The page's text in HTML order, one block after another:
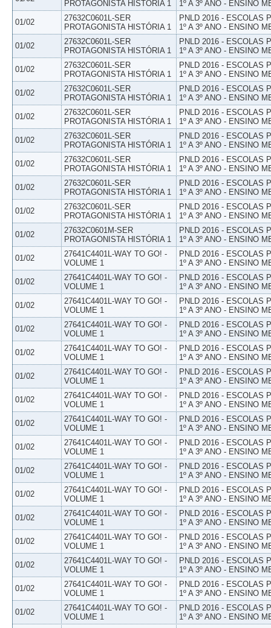
PROTAGONISTA HISTÓRIA 1
1º A 3º ANO - ENSINO
01/02
27632C0601L-SER
PROTAGONISTA HISTÓRIA 1
PNLD 2016 - ESCOLAS
1º A 3º ANO - ENSINO
01/02
27632C0601L-SER
PROTAGONISTA HISTÓRIA 1
PNLD 2016 - ESCOLAS
1º A 3º ANO - ENSINO
01/02
27632C0601L-SER
PROTAGONISTA HISTÓRIA 1
PNLD 2016 - ESCOLAS
1º A 3º ANO - ENSINO
01/02
27632C0601L-SER
PROTAGONISTA HISTÓRIA 1
PNLD 2016 - ESCOLAS
1º A 3º ANO - ENSINO
01/02
27632C0601L-SER
PROTAGONISTA HISTÓRIA 1
PNLD 2016 - ESCOLAS
1º A 3º ANO - ENSINO
01/02
27632C0601L-SER
PROTAGONISTA HISTÓRIA 1
PNLD 2016 - ESCOLAS
1º A 3º ANO - ENSINO
01/02
27632C0601L-SER
PROTAGONISTA HISTÓRIA 1
PNLD 2016 - ESCOLAS
1º A 3º ANO - ENSINO
01/02
27632C0601L-SER
PROTAGONISTA HISTÓRIA 1
PNLD 2016 - ESCOLAS
1º A 3º ANO - ENSINO
01/02
27632C0601L-SER
PROTAGONISTA HISTÓRIA 1
PNLD 2016 - ESCOLAS
1º A 3º ANO - ENSINO
01/02
27632C0601M-SER
PROTAGONISTA HISTÓRIA 1
PNLD 2016 - ESCOLAS
1º A 3º ANO - ENSINO
01/02
27641C4401L-WAY TO GO! -
VOLUME 1
PNLD 2016 - ESCOLAS
1º A 3º ANO - ENSINO
01/02
27641C4401L-WAY TO GO! -
VOLUME 1
PNLD 2016 - ESCOLAS
1º A 3º ANO - ENSINO
01/02
27641C4401L-WAY TO GO! -
VOLUME 1
PNLD 2016 - ESCOLAS
1º A 3º ANO - ENSINO
01/02
27641C4401L-WAY TO GO! -
VOLUME 1
PNLD 2016 - ESCOLAS
1º A 3º ANO - ENSINO
01/02
27641C4401L-WAY TO GO! -
VOLUME 1
PNLD 2016 - ESCOLAS
1º A 3º ANO - ENSINO
01/02
27641C4401L-WAY TO GO! -
VOLUME 1
PNLD 2016 - ESCOLAS
1º A 3º ANO - ENSINO
01/02
27641C4401L-WAY TO GO! -
VOLUME 1
PNLD 2016 - ESCOLAS
1º A 3º ANO - ENSINO
01/02
27641C4401L-WAY TO GO! -
VOLUME 1
PNLD 2016 - ESCOLAS
1º A 3º ANO - ENSINO
01/02
27641C4401L-WAY TO GO! -
VOLUME 1
PNLD 2016 - ESCOLAS
1º A 3º ANO - ENSINO
01/02
27641C4401L-WAY TO GO! -
VOLUME 1
PNLD 2016 - ESCOLAS
1º A 3º ANO - ENSINO
01/02
27641C4401L-WAY TO GO! -
VOLUME 1
PNLD 2016 - ESCOLAS
1º A 3º ANO - ENSINO
01/02
27641C4401L-WAY TO GO! -
VOLUME 1
PNLD 2016 - ESCOLAS
1º A 3º ANO - ENSINO
01/02
27641C4401L-WAY TO GO! -
VOLUME 1
PNLD 2016 - ESCOLAS
1º A 3º ANO - ENSINO
01/02
27641C4401L-WAY TO GO! -
VOLUME 1
PNLD 2016 - ESCOLAS
1º A 3º ANO - ENSINO
01/02
27641C4401L-WAY TO GO! -
VOLUME 1
PNLD 2016 - ESCOLAS
1º A 3º ANO - ENSINO
01/02
27641C4401L-WAY TO GO! -
VOLUME 1
PNLD 2016 - ESCOLAS
1º A 3º ANO - ENSINO